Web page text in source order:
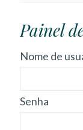
Painel
Nome de
Senha